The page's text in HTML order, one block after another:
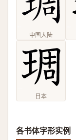
中国大陆
日本
各书体字形实例